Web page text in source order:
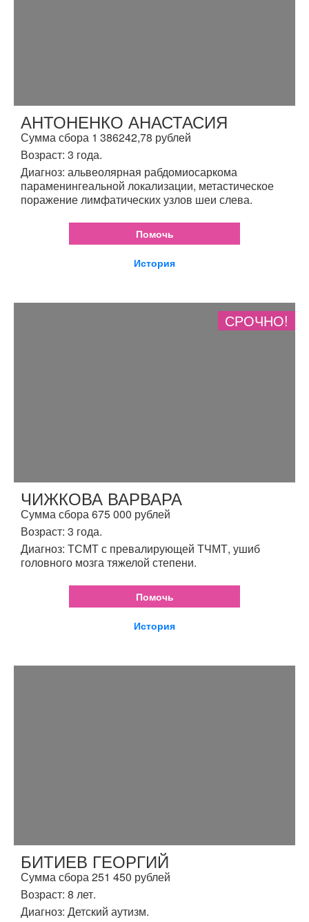
АНТОНЕНКО АНАСТАСИЯ
Сумма сбора 1 386242,78 рублей
Возраст: 3 года.
Диагноз: альвеолярная рабдомиосаркома
параменингеальной локализации, метастическое
поражение лимфатических узлов шеи слева.
Помочь
История
СРОЧНО!
ЧИЖКОВА ВАРВАРА
Сумма сбора 675 000 рублей
Возраст: 3 года.
Диагноз: ТСМТ с превалирующей ТЧМТ, ушиб
головного мозга тяжелой степени.
Помочь
История
БИТИЕВ ГЕОРГИЙ
Сумма сбора 251 450 рублей
Возраст: 8 лет.
Диагноз: Детский аутизм.